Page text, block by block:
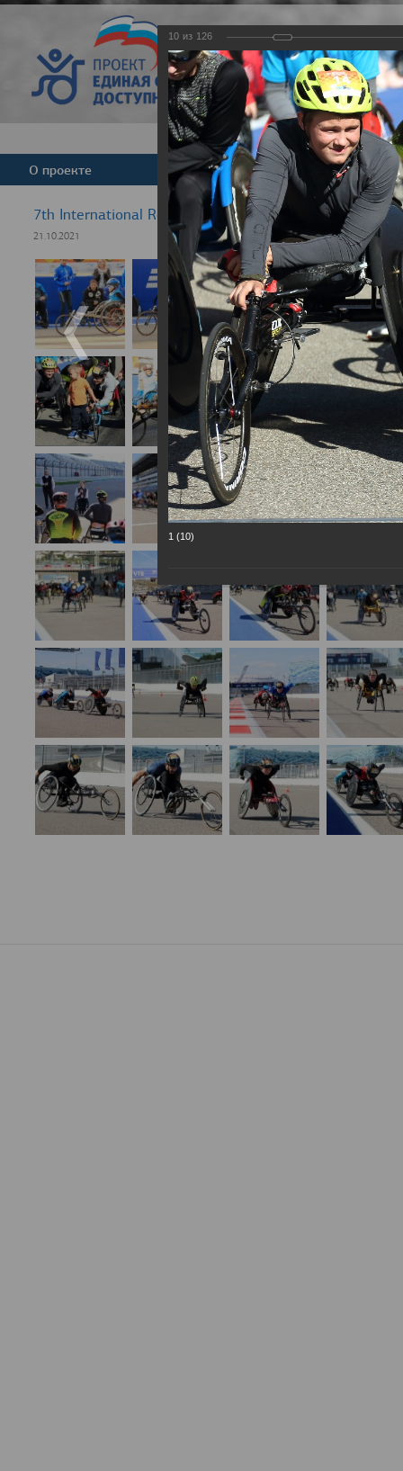
Версия для
О проекте Команда Новости
7th International Rezept-Sport Wheelchair Half
21.10.2021
10 из 126
1 (10)